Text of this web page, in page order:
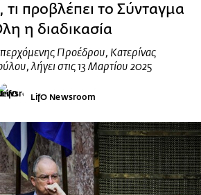
προβλέπει το Σύνταγμα
η διαδικασία
Προέδρου, Κατερίνας
λήγει στις 13 Μαρτίου 2025
LifO Newsroom